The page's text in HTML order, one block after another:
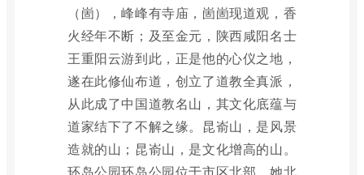
（崮），峰峰有寺庙，崮崮现道观，香
火经年不断；及至金元，陕西咸阳名士
王重阳云游到此，正是他的心仪之地，
遂在此修仙布道，创立了道教全真派，
从此成了中国道教名山，其文化底蕴与
道家结下了不解之缘。昆嵛山，是风景
造就的山；昆嵛山，是文化增高的山。